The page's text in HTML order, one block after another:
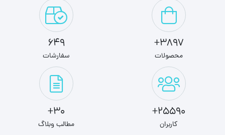
3897+
محصولات
649
سفارشات
25590+
کاربران
30+
مطالب وبلاگ